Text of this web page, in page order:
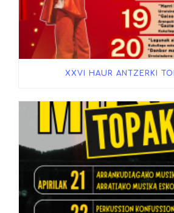
XXVI HAUR ANTZERKI